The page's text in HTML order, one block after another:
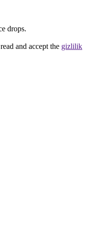
drops.
and accept the gizlilik